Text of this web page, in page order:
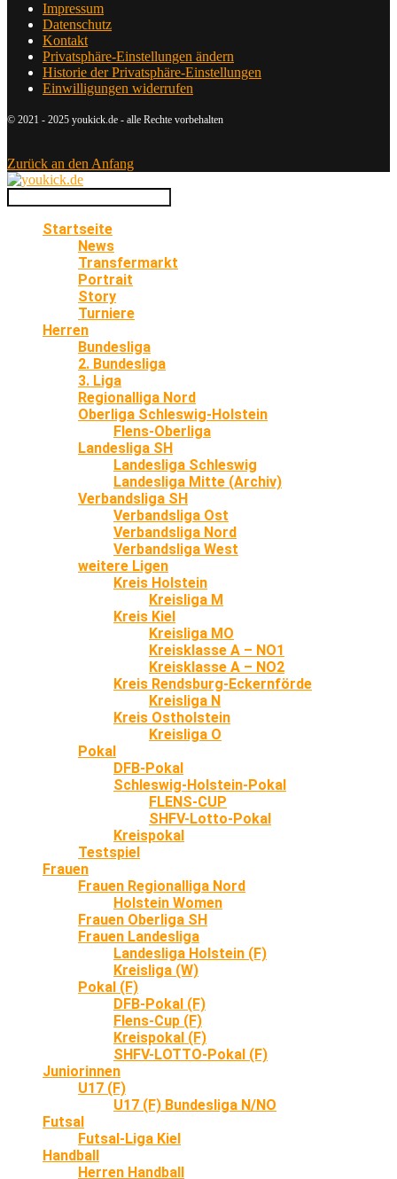
Impressum
Datenschutz
Kontakt
Privatsphäre-Einstellungen ändern
Historie der Privatsphäre-Einstellungen
Einwilligungen widerrufen
© 2021 - 2025 youkick.de - alle Rechte vorbehalten
Zurück an den Anfang
Startseite
News
Transfermarkt
Portrait
Story
Turniere
Herren
Bundesliga
2. Bundesliga
3. Liga
Regionalliga Nord
Oberliga Schleswig-Holstein
Flens-Oberliga
Landesliga SH
Landesliga Schleswig
Landesliga Mitte (Archiv)
Verbandsliga SH
Verbandsliga Ost
Verbandsliga Nord
Verbandsliga West
weitere Ligen
Kreis Holstein
Kreisliga M
Kreis Kiel
Kreisliga MO
Kreisklasse A – NO1
Kreisklasse A – NO2
Kreis Rendsburg-Eckernförde
Kreisliga N
Kreis Ostholstein
Kreisliga O
Pokal
DFB-Pokal
Schleswig-Holstein-Pokal
FLENS-CUP
SHFV-Lotto-Pokal
Kreispokal
Testspiel
Frauen
Frauen Regionalliga Nord
Holstein Women
Frauen Oberliga SH
Frauen Landesliga
Landesliga Holstein (F)
Kreisliga (W)
Pokal (F)
DFB-Pokal (F)
Flens-Cup (F)
Kreispokal (F)
SHFV-LOTTO-Pokal (F)
Juniorinnen
U17 (F)
U17 (F) Bundesliga N/NO
Futsal
Futsal-Liga Kiel
Handball
Herren Handball